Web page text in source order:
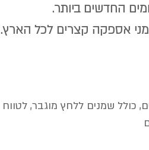
החדשים ביותר.
אספקה קצרים לכל הארץ.
כולל שמנים ללחץ מוגבר, לטווח